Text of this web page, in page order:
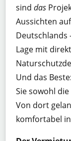
sinddas
Aussichten
Deutschlands
Lage mit
Und das
Sie sowohl
Von dort
komfortabel